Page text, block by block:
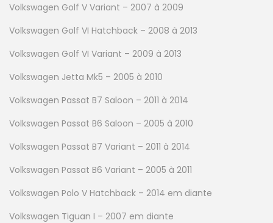
Volkswagen Golf V Variant – 2007 à 2009
Volkswagen Golf VI Hatchback – 2008 à 2013
Volkswagen Golf VI Variant – 2009 à 2013
Volkswagen Jetta Mk5 – 2005 à 2010
Volkswagen Passat B7 Saloon – 2011 à 2014
Volkswagen Passat B6 Saloon – 2005 à 2010
Volkswagen Passat B7 Variant – 2011 à 2014
Volkswagen Passat B6 Variant – 2005 à 2011
Volkswagen Polo V Hatchback – 2014 em diante
Volkswagen Tiguan I – 2007 em diante